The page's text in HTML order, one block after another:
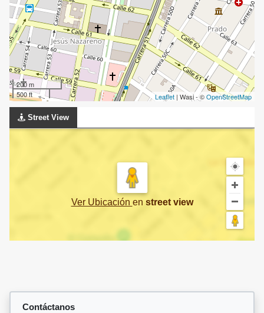
200 m
500 ft
Leaflet | Wasi - ©OpenStreetMap
Street View
Ver Ubicación en street view
Contáctanos